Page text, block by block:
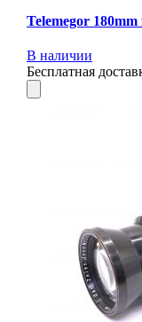
Telemegor
В наличии
Бесплатная